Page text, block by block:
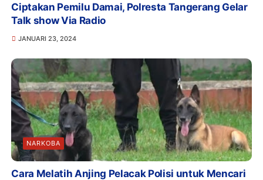
Ciptakan Pemilu Damai, Polresta Tangerang Gelar
Talk show Via Radio
JANUARI 23, 2024
NARKOBA
Cara Melatih Anjing Pelacak Polisi untuk Mencari